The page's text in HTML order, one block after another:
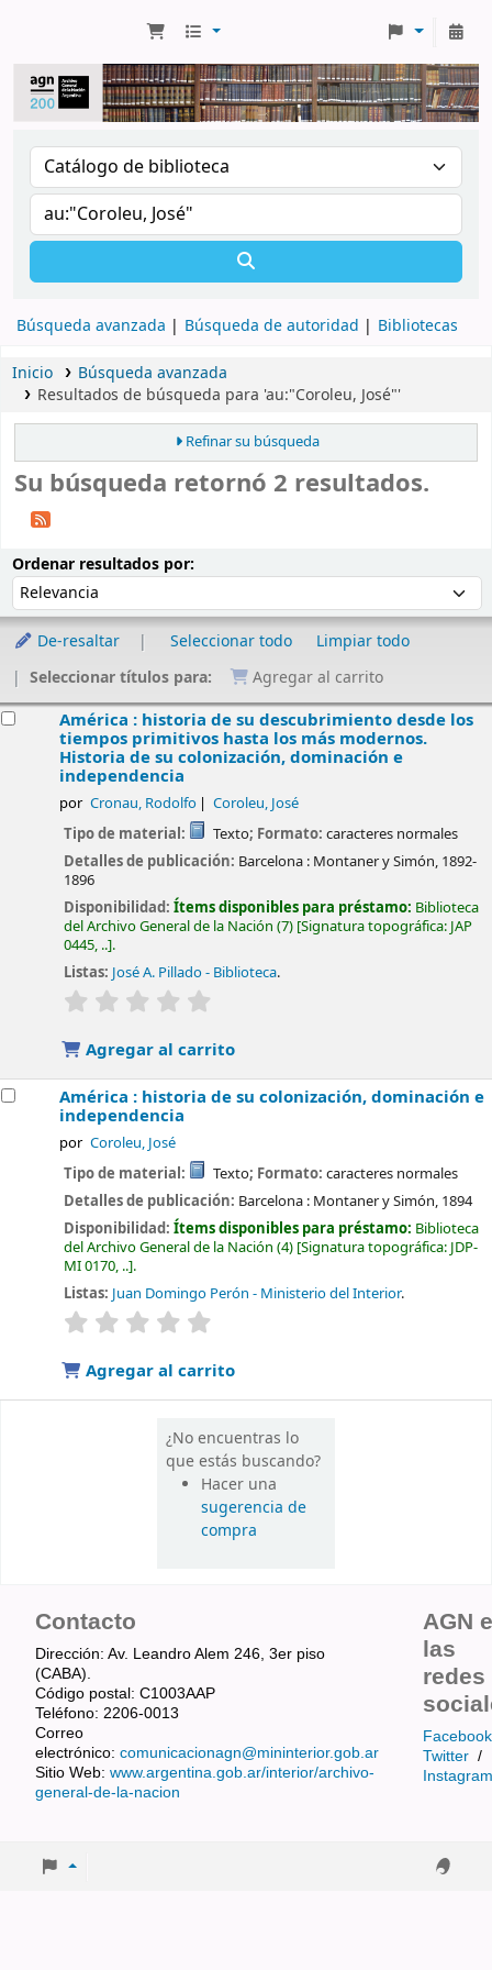
Búsqueda avanzada Búsqueda de autoridad Bibliotecas
Inicio
Búsqueda avanzada
Resultados de búsqueda para 'au:"Coroleu, José"'
Refinar su búsqueda
Su búsqueda retornó 2 resultados.
Ordenar resultados por:
De-resaltar Seleccionar todo
Limpiar todo
Seleccionar títulos para:
Agregar al carrito
América : historia de su descubrimiento desde los
tiempos primitivos hasta los más modernos.
Historia de su colonización, dominación e
independencia
por Cronau, Rodolfo Coroleu, José
Tipo de material: Texto; Formato: caracteres normales
Detalles de publicación: Barcelona : Montaner y Simón, 1892-
1896
Disponibilidad:Ítems disponibles para préstamo: Biblioteca
del Archivo General de la Nación (7) Signatura topográfica: JAP
0445, .. .
Listas: José A. Pillado - Biblioteca.
valoración
Agregar al carrito
América : historia de su colonización, dominación e
independencia
por Coroleu, José
Tipo de material: Texto; Formato: caracteres normales
Detalles de publicación: Barcelona : Montaner y Simón, 1894
Disponibilidad:Ítems disponibles para préstamo: Biblioteca
del Archivo General de la Nación (4) Signatura topográfica: JDP-
MI 0170, .. .
Listas: Juan Domingo Perón - Ministerio del Interior.
valoración
Agregar al carrito
¿No encuentras lo
que estás buscando?
Hacer una
sugerencia de
compra
Contacto
Dirección: Av. Leandro Alem 246, 3er piso
(CABA).
Código postal: C1003AAP
Teléfono: 2206-0013
Correo
electrónico: comunicacionagn@mininterior.gob.ar
Sitio Web: www.argentina.gob.ar/interior/archivo-
general-de-la-nacion
AGN
las
redes
Facebook
Twitter /
Instagram